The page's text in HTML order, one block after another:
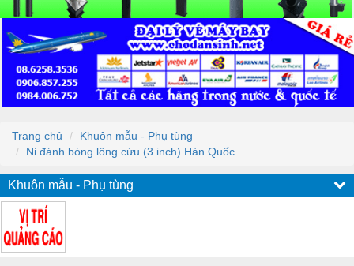
Trang chủ
Khuôn mẫu - Phụ tùng
Nỉ đánh bóng lông cừu (3 inch) Hàn Quốc
Khuôn mẫu - Phụ tùng